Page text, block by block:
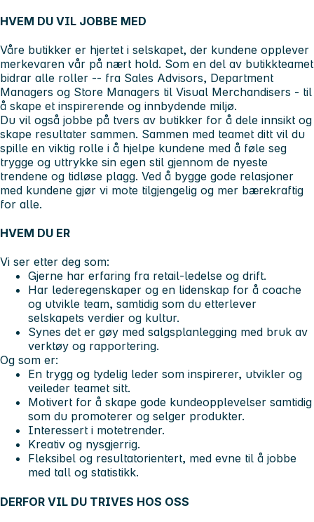
HVEM DU VIL JOBBE MED
Våre butikker er hjertet i selskapet, der kundene opplever
merkevaren vår på nært hold. Som en del av butikkteamet
bidrar alle roller -- fra Sales Advisors, Department
Managers og Store Managers til Visual Merchandisers - til
å skape et inspirerende og innbydende miljø.
Du vil også jobbe på tvers av butikker for å dele innsikt og
skape resultater sammen. Sammen med teamet ditt vil du
spille en viktig rolle i å hjelpe kundene med å føle seg
trygge og uttrykke sin egen stil gjennom de nyeste
trendene og tidløse plagg. Ved å bygge gode relasjoner
med kundene gjør vi mote tilgjengelig og mer bærekraftig
for alle.
HVEM DU ER
Vi ser etter deg som:
Gjerne har erfaring fra retail-ledelse og drift.
Har lederegenskaper og en lidenskap for å coache
og utvikle team, samtidig som du etterlever
selskapets verdier og kultur.
Synes det er gøy med salgsplanlegging med bruk av
verktøy og rapportering.
Og som er:
En trygg og tydelig leder som inspirerer, utvikler og
veileder teamet sitt.
Motivert for å skape gode kundeopplevelser samtidig
som du promoterer og selger produkter.
Interessert i motetrender.
Kreativ og nysgjerrig.
Fleksibel og resultatorientert, med evne til å jobbe
med tall og statistikk.
DERFOR VIL DU TRIVES HOS OSS